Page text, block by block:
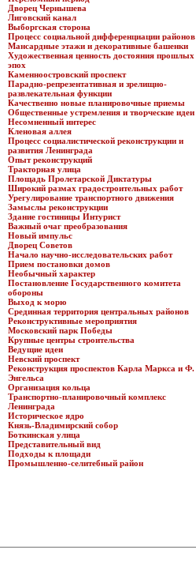
Дворец Чернышева
Лиговский канал
Выборгская сторона
Процесс социальной дифференциации районов
Мансардные этажи и декоративные башенки
Художественная ценность достояния прошлых
эпох
Каменноостровский проспект
Парадно-репрезентативная и зрелищно-
развлекательная функции
Качественно новые планировочные приемы
Общественные устремления и творческие идеи
Несомненный интерес
Кленовая аллея
Процесс социалистической реконструкции и
развития Ленинграда
Опыт реконструкций
Тракторная улица
Площадь Пролетарской Диктатуры
Широкий размах градостроительных работ
Урегулирование транспортного движения
Замыслы реконструкции
Здание гостиницы Интурист
Важный очаг преобразования
Новый импульс
Дворец Советов
Начало научно-исследовательских работ
Прием постановки домов
Необычный характер
Постановление Государственного комитета
обороны
Выход к морю
Срединная территория центральных районов
Реконструктивные мероприятия
Московский парк Победы
Крупные центры строительства
Ведущие идеи
Невский проспект
Реконструкция проспектов Карла Маркса и Ф.
Энгельса
Организация кольца
Транспортно-планировочный комплекс
Ленинграда
Историческое ядро
Князь-Владимирский собор
Боткинская улица
Представительный вид
Подходы к площади
Промышленно-селитебный район